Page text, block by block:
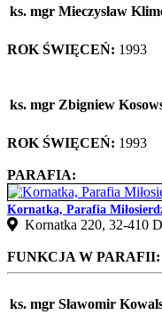
ks. mgr Mieczysław
ROK ŚWIĘCEŃ: 1993
ks. mgr Zbigniew
ROK ŚWIĘCEŃ: 1993
PARAFIA:
Kornatka, Parafia
Kornatka 220, 32-410
FUNKCJA W PARAFII:
ks. mgr Sławomir